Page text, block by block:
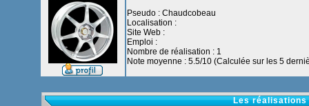
Pseudo : Chaudcobeau
Localisation :
Site Web :
Emploi :
Nombre de réalisation : 1
Note moyenne : 5.5/10 (Calculée sur les 5
Les réalisations